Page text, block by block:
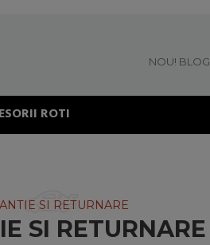
NOU! BLOG
ROTI
SI RETURNARE
SI RETURNARE